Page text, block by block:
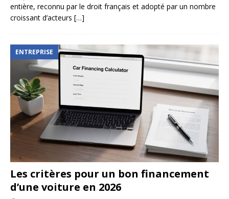
entière, reconnu par le droit français et adopté par un nombre
croissant d’acteurs […]
ENTREPRISE
Les critères pour un bon financement
d’une voiture en 2026